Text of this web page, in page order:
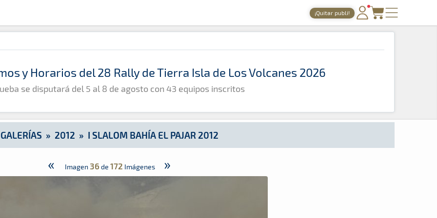
¡Quitar publi!
PORTADA
TIEMPOS ONLINE
GALERÍAS
ARCHIVO
y Horarios del 28 Rally de Tierra Isla de Los Volcanes 2026
se disputará del 5 al 8 de agosto con 43 equipos inscritos
GALERÍAS » 2012 » I SLALOM BAHÍA EL PAJAR 2012
« Imagen 36 de 172 Imágenes »